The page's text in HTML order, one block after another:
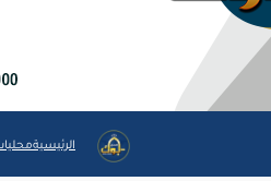
الرئيسية